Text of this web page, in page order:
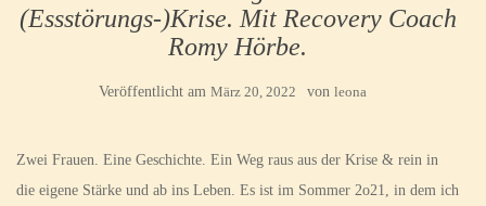
(Essstörungs-)Krise. Mit Recovery Coach
Romy Hörbe.
Veröffentlicht am März 20, 2022 von leona
Zwei Frauen. Eine Geschichte. Ein Weg raus aus der Krise & rein in
die eigene Stärke und ab ins Leben. Es ist im Sommer 2o21, in dem ich